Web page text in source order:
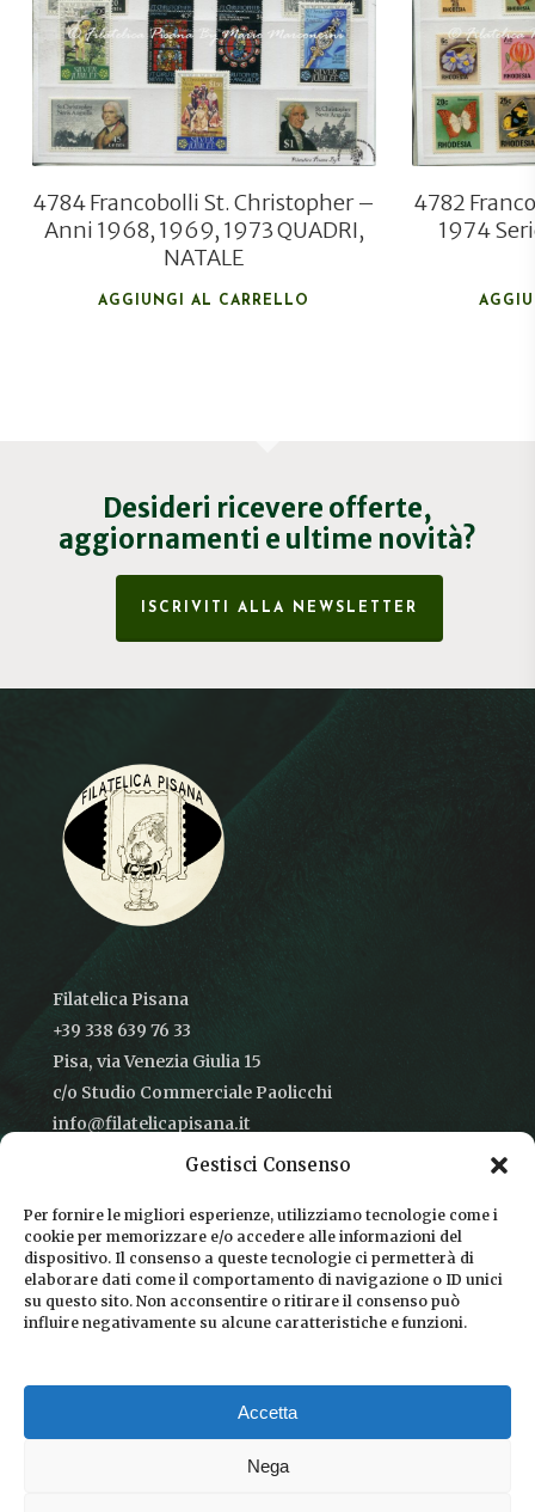
Gestisci Consenso
Per fornire le migliori esperienze, utilizziamo tecnologie come i
cookie per memorizzare e/o accedere alle informazioni del
dispositivo. Il consenso a queste tecnologie ci permetterà di
elaborare dati come il comportamento di navigazione o ID unici
su questo sito. Non acconsentire o ritirare il consenso può
influire negativamente su alcune caratteristiche e funzioni.
Accetta
Nega
€3,80
4784 Francobolli St. Christopher –
Anni 1968, 1969, 1973 QUADRI,
NATALE
AGGIUNGI AL CARRELLO
4782
1974
Desideri ricevere offerte,
aggiornamenti e ultime novità?
ISCRIVITI ALLA NEWSLETTER
Filatelica Pisana
+39 338 639 76 33
Pisa, via Venezia Giulia 15
c/o Studio Commerciale Paolicchi
info@filatelicapisana.it
CONDIZIONI DI VENDITA
INFORMATIVA SULLA PRIVACY
COOKIE POLICY